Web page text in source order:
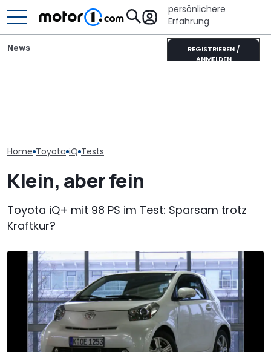
persönlichere
Erfahrung
REGISTRIEREN /
ANMELDEN
News
Home Toyota iQ Tests
Klein, aber fein
Toyota iQ+ mit 98 PS im Test: Sparsam trotz
Kraftkur?